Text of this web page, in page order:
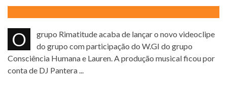
O grupo Rimatitude acaba de lançar o novo videoclipe
do grupo com participação do W.GI do grupo
Consciência Humana e Lauren. A produção musical ficou por
conta de DJ Pantera ...